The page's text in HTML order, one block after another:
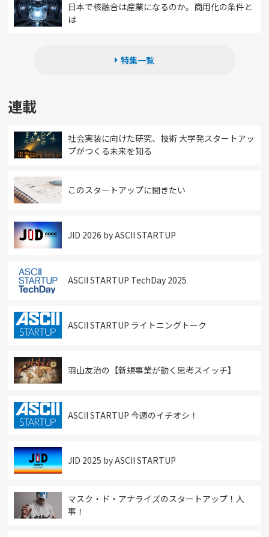
日本で核融合は産業になるのか。商用化の条件と
は
特集一覧
連載
社会実装に向けた研究、技術 大学発スタートアッ
プがつくる未来を知る
このスタートアップに聞きたい
JID 2026 by ASCII STARTUP
ASCII STARTUP TechDay 2025
ASCII STARTUP ライトニングトーク
羽山友治の【新規事業が動く思考スイッチ】
ASCII STARTUP 今週のイチオシ！
JID 2025 by ASCII STARTUP
マスク・ド・アナライズのスタートアップ！人
事！